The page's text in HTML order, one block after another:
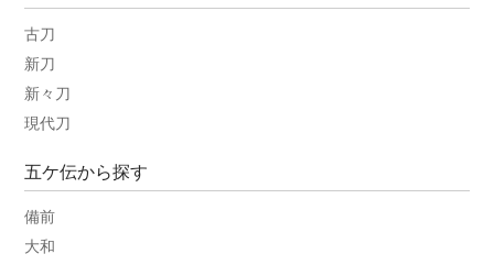
古刀
新刀
新々刀
現代刀
五ケ伝から探す
備前
大和